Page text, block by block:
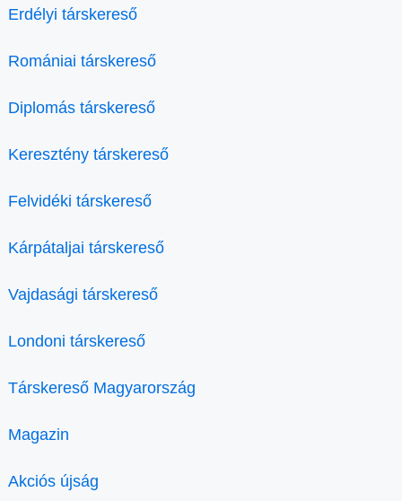
Erdélyi társkereső
Romániai társkereső
Diplomás társkereső
Keresztény társkereső
Felvidéki társkereső
Kárpátaljai társkereső
Vajdasági társkereső
Londoni társkereső
Társkereső Magyarország
Magazin
Akciós újság